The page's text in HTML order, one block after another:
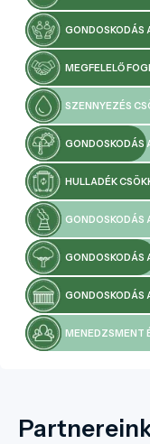
GONDOSKODÁS
MEGFELELŐ
SZENNYEZÉS
GONDOSKODÁS
HULLADÉK
GONDOSKODÁS
GONDOSKODÁS
GONDOSKODÁS
MENEDZSMENT